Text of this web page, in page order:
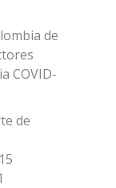
de
COVID-
de